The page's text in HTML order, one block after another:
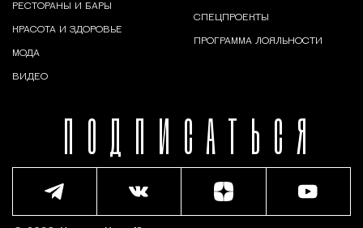
ПОДПИСАТЬСЯ
РЕСТОРАНЫ И БАРЫ
КРАСОТА И ЗДОРОВЬЕ
МОДА
ВИДЕО
СПЕЦПРОЕКТЫ
ПРОГРАММА ЛОЯЛЬНОСТИ